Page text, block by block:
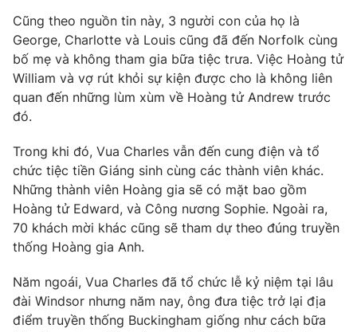
Khán giả
Giải sao mai
Âm nhạc
Sao
Du lịch
Làm đẹp
Chất lượng cuộc sống
Giáo dục
Tuyển sinh
Học trực tuyến
Công nghệ
Sản phẩm
Thị trường
Tư vấn
Giao lưu trực tuyến
Lịch phát sóng
Chuyên mục khác
Emagazine Podcast
Photo Infographic
Cũng theo nguồn tin này, 3 người con của họ là
George, Charlotte và Louis cũng đã đến Norfolk cùng
bố mẹ và không tham gia bữa tiệc trưa. Việc Hoàng tử
William và vợ rút khỏi sự kiện được cho là không liên
quan đến những lùm xùm về Hoàng tử Andrew trước
đó.
Trong khi đó, Vua Charles vẫn đến cung điện và tổ
chức tiệc tiền Giáng sinh cùng các thành viên khác.
Những thành viên Hoàng gia sẽ có mặt bao gồm
Hoàng tử Edward, và Công nương Sophie. Ngoài ra,
70 khách mời khác cũng sẽ tham dự theo đúng truyền
thống Hoàng gia Anh.
Năm ngoái, Vua Charles đã tổ chức lễ kỷ niệm tại lâu
đài Windsor nhưng năm nay, ông đưa tiệc trở lại địa
điểm truyền thống Buckingham giống như cách bữa